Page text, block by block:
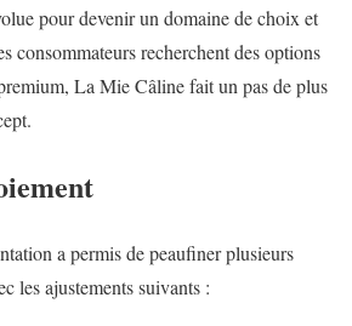
pour devenir un domaine de choix et
consommateurs recherchent des options
La Mie Câline fait un pas de plus
a permis de peaufiner plusieurs
les ajustements suivants :